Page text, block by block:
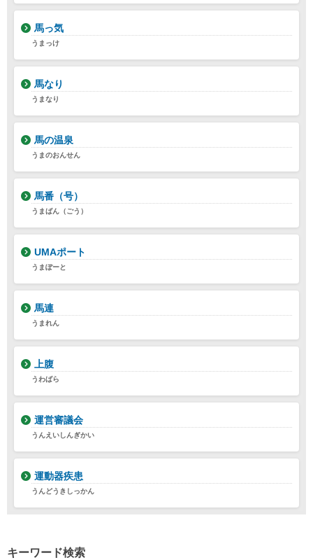
馬っ気
うまっけ
馬なり
うまなり
馬の温泉
うまのおんせん
馬番（号）
うまばん（ごう）
UMAポート
うまぽーと
馬連
うまれん
上腹
うわばら
運営審議会
うんえいしんぎかい
運動器疾患
うんどうきしっかん
キーワード検索